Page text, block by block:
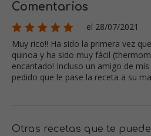
Comentarios
el 28/07/2021
Muy rico!! Ha sido la primera vez
quinoa y ha sido muy fácil
encantado! Incluso un amigo de
pedido que le pase la receta a su
Otras recetas que te